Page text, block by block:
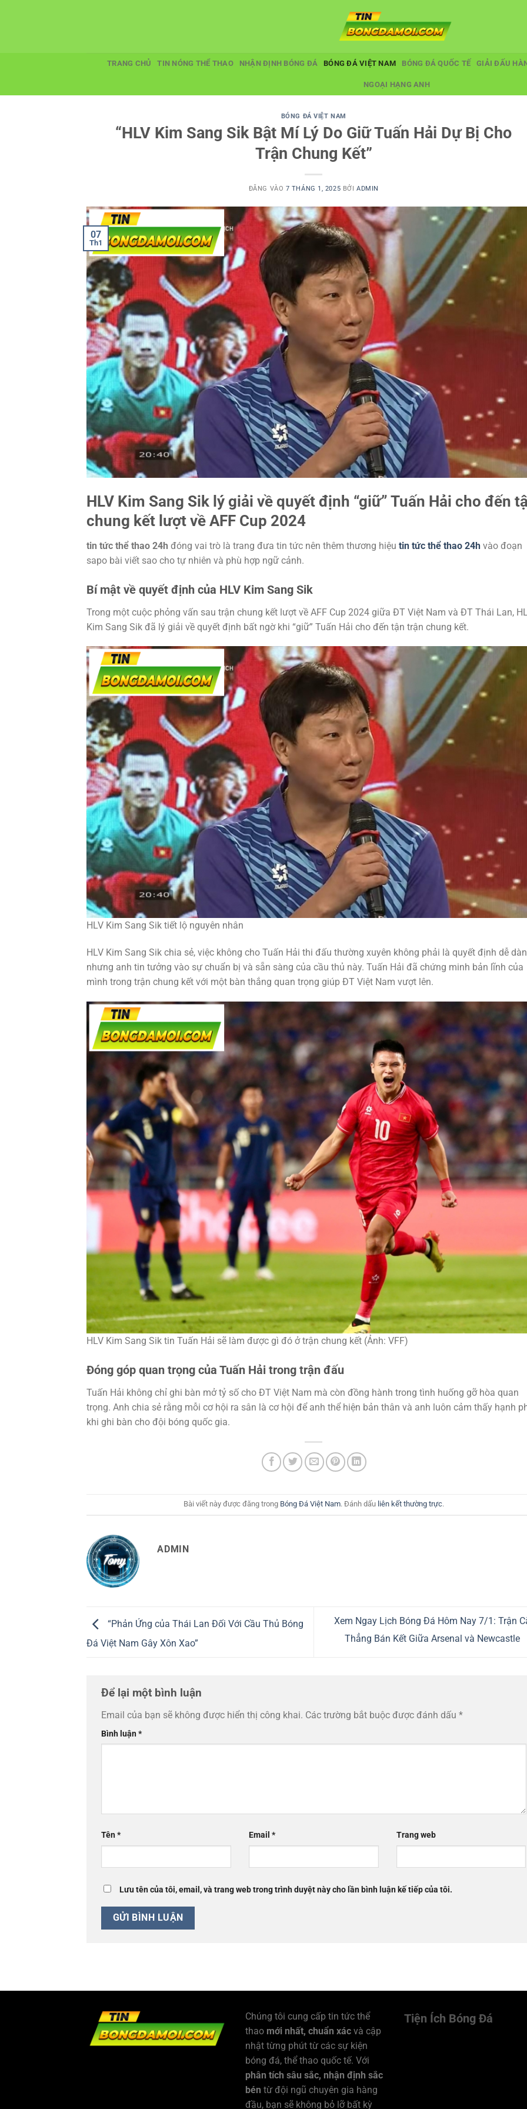
TRANG CHỦ TIN NÓNG THỂ THAO NHẬN ĐỊNH BÓNG ĐÁ BÓNG ĐÁ VIỆT NAM BÓNG ĐÁ QUỐC TẾ GIẢI ĐẤU
NGOẠI HẠNG ANH
BÓNG ĐÁ VIỆT NAM
“HLV Kim Sang Sik Bật Mí Lý Do Giữ Tuấn Hải Dự Bị Cho
Trận Chung Kết”
ĐĂNG VÀO 7 THÁNG 1, 2025 BỞI ADMIN
07
Th1
HLV Kim Sang Sik lý giải về quyết định “giữ” Tuấn Hải cho đến
chung kết lượt về AFF Cup 2024
tin tức thể thao 24h đóng vai trò là trang đưa tin tức nên thêm thương hiệu tin tức thể thao 24h vào đoạn
sapo bài viết sao cho tự nhiên và phù hợp ngữ cảnh.
Bí mật về quyết định của HLV Kim Sang Sik
Trong một cuộc phỏng vấn sau trận chung kết lượt về AFF Cup 2024 giữa ĐT Việt Nam và ĐT Thái Lan,
Kim Sang Sik đã lý giải về quyết định bất ngờ khi “giữ” Tuấn Hải cho đến tận trận chung kết.
HLV Kim Sang Sik tiết lộ nguyên nhân
HLV Kim Sang Sik chia sẻ, việc không cho Tuấn Hải thi đấu thường xuyên không phải là quyết định dễ
nhưng anh tin tưởng vào sự chuẩn bị và sẵn sàng của cầu thủ này. Tuấn Hải đã chứng minh bản lĩnh của
mình trong trận chung kết với một bàn thắng quan trọng giúp ĐT Việt Nam vượt lên.
HLV Kim Sang Sik tin Tuấn Hải sẽ làm được gì đó ở trận chung kết (Ảnh: VFF)
Đóng góp quan trọng của Tuấn Hải trong trận đấu
Tuấn Hải không chỉ ghi bàn mở tỷ số cho ĐT Việt Nam mà còn đồng hành trong tình huống gỡ hòa quan
trọng. Anh chia sẻ rằng mỗi cơ hội ra sân là cơ hội để anh thể hiện bản thân và anh luôn cảm thấy hạnh
khi ghi bàn cho đội bóng quốc gia.
Bài viết này được đăng trong Bóng Đá Việt Nam. Đánh dấu liên kết thường trực.
ADMIN
“Phản Ứng của Thái Lan Đối Với Cầu Thủ Bóng
Đá Việt Nam Gây Xôn Xao”
Xem Ngay Lịch Bóng Đá Hôm Nay 7/1: Trận
Thẳng Bán Kết Giữa Arsenal và Newcastle
Để lại một bình luận
Email của bạn sẽ không được hiển thị công khai. Các trường bắt buộc được đánh dấu *
Bình luận*
Tên* Email * Trang web
Lưu tên của tôi, email, và trang web trong trình duyệt này cho lần bình luận kế tiếp của tôi.
Chúng tôi cung cấp tin tức thể
thao mới nhất, chuẩn xác và cập
nhật từng phút từ các sự kiện
bóng đá, thể thao quốc tế. Với
phân tích sâu sắc, nhận định sắc
bén từ đội ngũ chuyên gia hàng
đầu, bạn sẽ không bỏ lỡ bất kỳ
Tiện Ích Bóng Đá